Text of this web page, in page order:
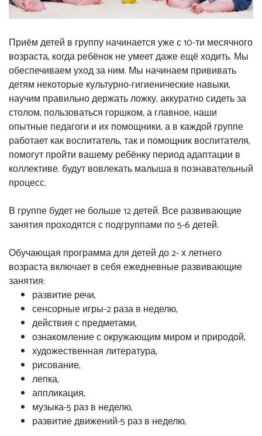
Приём детей в группу начинается уже с 10-ти месячного
возраста, когда ребёнок не умеет даже ещё ходить. Мы
обеспечиваем уход за ним. Мы начинаем прививать
детям некоторые культурно-гигиенические навыки,
научим правильно держать ложку, аккуратно сидеть за
столом, пользоваться горшком, а главное, наши
опытные педагоги и их помощники, а в каждой группе
работает как воспитатель, так и помощник воспитателя,
помогут пройти вашему ребёнку период адаптации в
коллективе. будут вовлекать малыша в познавательный
процесс.
В группе будет не больше 12 детей. Все развивающие
занятия проходятся с подгруппами по 5-6 детей.
Обучающая программа для детей до 2- х летнего
возраста включает в себя ежедневные развивающие
занятия:
развитие речи,
сенсорные игры-2 раза в неделю,
действия с предметами,
ознакомление с окружающим миром и природой,
художественная литература,
рисование,
лепка,
аппликация,
музыка-5 раз в неделю,
развитие движений-5 раз в неделю,